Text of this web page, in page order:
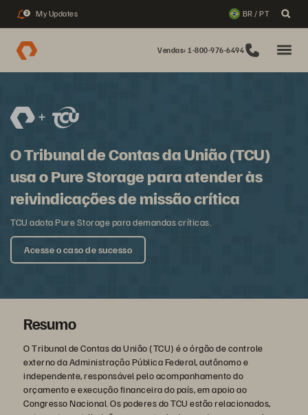
2 My Updates BR / PT
Vendas: 1-800-976-6494
O Tribunal de Contas da União (TCU)
usa o Pure Storage para atender às
reivindicações de missão crítica
TCU adota Pure Storage para demandas críticas.
Acesse o caso de sucesso
Resumo
O Tribunal de Contas da União (TCU) é o órgão de controle
externo da Administração Pública Federal, autônomo e
independente, responsável pelo acompanhamento do
orçamento e execução financeira do país, em apoio ao
Congresso Nacional. Os poderes do TCU estão relacionados,